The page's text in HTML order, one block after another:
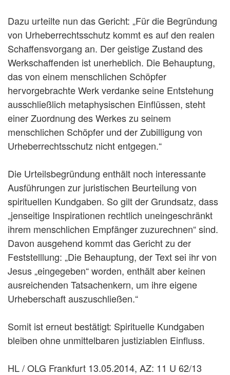
Dazu urteilte nun das Gericht: „Für die Begründung
von Urheberrechtsschutz kommt es auf den realen
Schaffensvorgang an. Der geistige Zustand des
Werkschaffenden ist unerheblich. Die Behauptung,
das von einem menschlichen Schöpfer
hervorgebrachte Werk verdanke seine Entstehung
ausschließlich metaphysischen Einflüssen, steht
einer Zuordnung des Werkes zu seinem
menschlichen Schöpfer und der Zubilligung von
Urheberrechtsschutz nicht entgegen.“
Die Urteilsbegründung enthält noch interessante
Ausführungen zur juristischen Beurteilung von
spirituellen Kundgaben. So gilt der Grundsatz, dass
„jenseitige Inspirationen rechtlich uneingeschränkt
ihrem menschlichen Empfänger zuzurechnen“ sind.
Davon ausgehend kommt das Gericht zu der
Feststelllung: „Die Behauptung, der Text sei ihr von
Jesus „eingegeben“ worden, enthält aber keinen
ausreichenden Tatsachenkern, um ihre eigene
Urheberschaft auszuschließen.“
Somit ist erneut bestätigt: Spirituelle Kundgaben
bleiben ohne unmittelbaren justiziablen Einfluss.
HL / OLG Frankfurt 13.05.2014, AZ: 11 U 62/13